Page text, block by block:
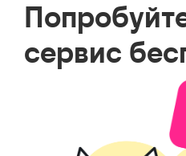
сервис